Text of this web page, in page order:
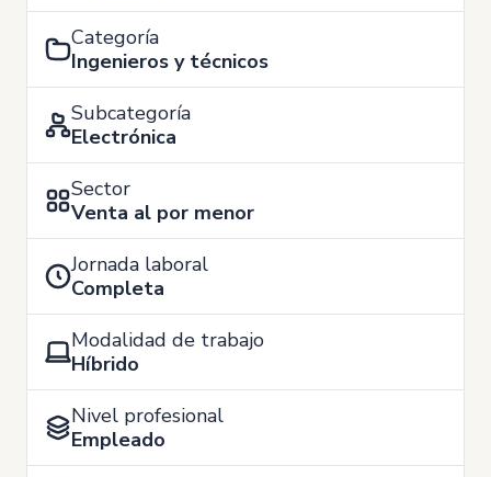
Categoría
Ingenieros y técnicos
Subcategoría
Electrónica
Sector
Venta al por menor
Jornada laboral
Completa
Modalidad de trabajo
Híbrido
Nivel profesional
Empleado